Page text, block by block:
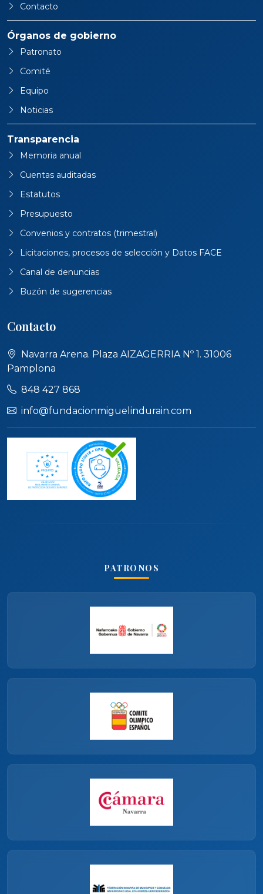
Contacto
Órganos de gobierno
Patronato
Comité
Equipo
Noticias
Transparencia
Memoria anual
Cuentas auditadas
Estatutos
Presupuesto
Convenios y contratos (trimestral)
Licitaciones, procesos de selección y Datos FACE
Canal de denuncias
Buzón de sugerencias
Contacto
Navarra Arena. Plaza AIZAGERRIA Nº 1. 31006
Pamplona
848 427 868
info@fundacionmiguelindurain.com
PATRONOS